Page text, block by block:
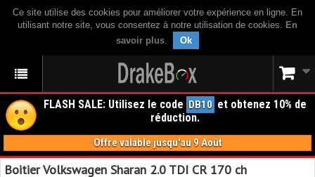
Ce site utilise des cookies pour améliorer votre expérience en ligne. En
utilisant notre site, vous consentez à notre utilisation de cookies. En
savoir plus. Ok
FLASH SALE: Utilisez le code DB10 et obtenez 10% de
réduction.
Offre valable jusqu'au 9 Août
Boitier Volkswagen Sharan 2.0 TDI CR 170 ch